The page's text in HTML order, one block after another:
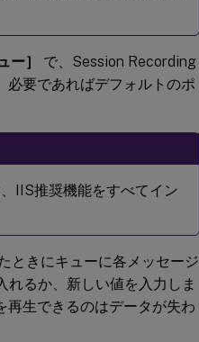
］
で、Session Recording
必要であればデフォルトのポ
IIS推奨機能をすべてイン
ときにキューに各メッセージ
るか、新しい値を入力しま
再生できるのはデータが失わ